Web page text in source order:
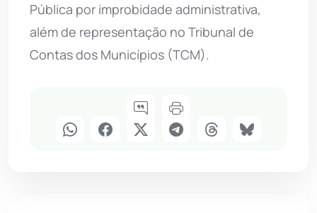
Pública por improbidade administrativa,
além de representação no Tribunal de
Contas dos Municípios (TCM).